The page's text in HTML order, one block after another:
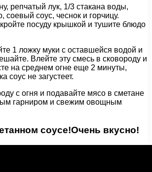
репчатый лук, 1/3 стакана воды,
соевый соус, чеснок и горчицу.
посуду крышкой и тушите блюдо
1 ложку муки с оставшейся водой и
Влейте эту смесь в сковороду и
на среднем огне еще 2 минуты,
соус не загустеет.
с огня и подавайте мясо в сметане
гарниром и свежим овощным
соусе!Очень вкусно!